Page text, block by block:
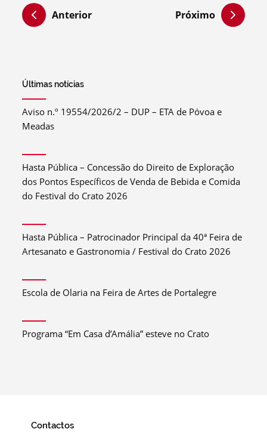
Anterior Próximo
Últimas notícias
Aviso n.º 19554/2026/2 – DUP – ETA de Póvoa e
Meadas
Hasta Pública – Concessão do Direito de Exploração
dos Pontos Específicos de Venda de Bebida e Comida
do Festival do Crato 2026
Hasta Pública – Patrocinador Principal da 40ª Feira de
Artesanato e Gastronomia / Festival do Crato 2026
Escola de Olaria na Feira de Artes de Portalegre
Programa “Em Casa d’Amália” esteve no Crato
Contactos